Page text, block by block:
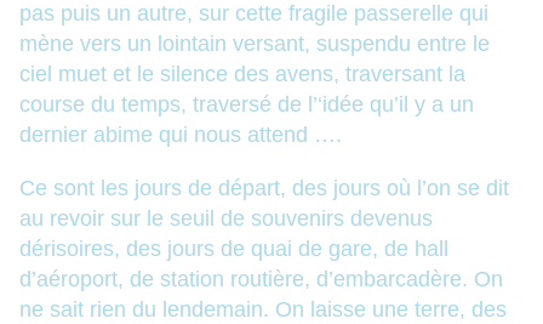
pas puis un autre, sur cette fragile passerelle qui
mène vers un lointain versant, suspendu entre le
ciel muet et le silence des avens, traversant la
course du temps, traversé de l’‘idée qu’il y a un
dernier abime qui nous attend ….
Ce sont les jours de départ, des jours où l’on se dit
au revoir sur le seuil de souvenirs devenus
dérisoires, des jours de quai de gare, de hall
d’aéroport, de station routière, d’embarcadère. On
ne sait rien du lendemain. On laisse une terre, des